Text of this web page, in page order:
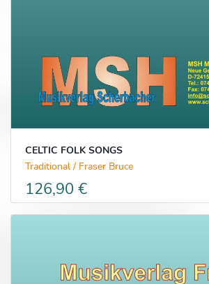
CELTIC FOLK SONGS
Traditional / Fraser Bruce
126,90 €